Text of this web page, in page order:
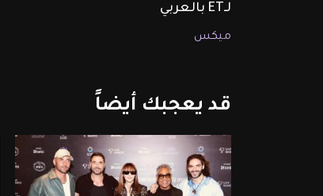
لـET بالعربي
ميكس
قد يعجبك أيضاً